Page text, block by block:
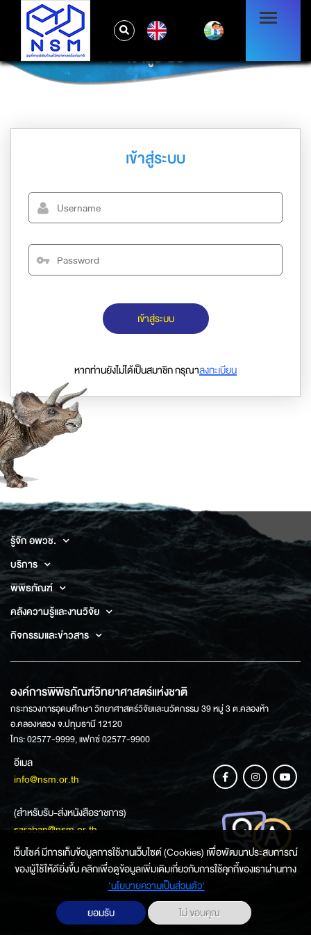
เข้าสู่ระบบ
เข้าสู่ระบบ
เข้าสู่ระบบ
หากท่านยังไม่ได้เป็นสมาชิก กรุณาลงทะเบียน
รู้จัก อพวช.
บริการ
พิพิธภัณฑ์
คลังความรู้และงานวิจัย
กิจกรรมและข่าวสาร
องค์การพิพิธภัณฑ์วิทยาศาสตร์แห่งชาติ
กระทรวงการอุดมศึกษา วิทยาศาสตร์วิจัยและนวัตกรรม 39 หมู่ 3 ต.คลองห้า
อ.คลองหลวง จ.ปทุมธานี 12120
โทร: 02577-9999, แฟกซ์ 02577-9900
อีเมล
info@nsm.or.th
(สำหรับรับ-ส่งหนังสือราชการ)
saraban@nsm.or.th
ช่องทางการสอบถามข้อมูล
เว็บไซค์ มีการเก็บข้อมูลการใช้งานเว็บไซต์ (Cookies) เพื่อพัฒนาประสบการณ์
ของผู้ใช้ให้ดียิ่งขึ้น คลิกเพื่อดูข้อมูลเพิ่มเติมเกี่ยวกับการใช้คุกกี้ของเราผ่านทาง
‘นโยบายความเป็นส่วนตัว'
ยอมรับ
ไม่ ขอบคุณ